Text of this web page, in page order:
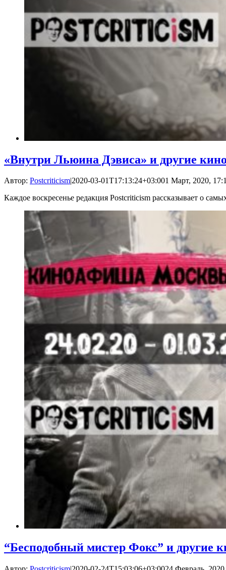
«Внутри Льюина Дэвиса» и другие
Автор: Postcriticism|2020-03-01T17:13:24+03:001 Март, 2020,
Каждое воскресенье редакция Postcriticism рассказывает о
“Бесподобный мистер Фокс” и другие